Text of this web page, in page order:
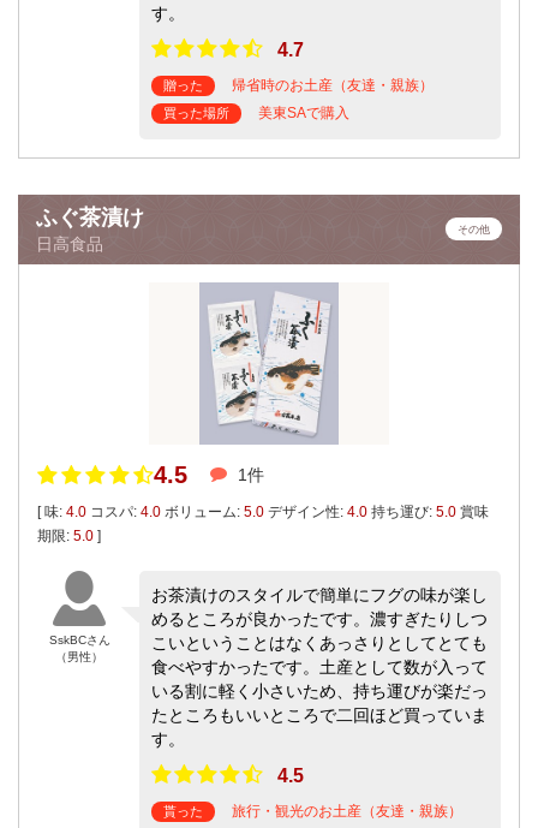
す。
4.7
贈った 帰省時のお土産（友達・親族）
買った場所 美東SAで購入
ふぐ茶漬け
日高食品
その他
4.5 1件
[ 味: 4.0 コスパ: 4.0 ボリューム: 5.0 デザイン性: 4.0 持ち運び: 5.0 賞味
期限: 5.0 ]
SskBCさん
（男性）
お茶漬けのスタイルで簡単にフグの味が楽し
めるところが良かったです。濃すぎたりしつ
こいということはなくあっさりとしてとても
食べやすかったです。土産として数が入って
いる割に軽く小さいため、持ち運びが楽だっ
たところもいいところで二回ほど買っていま
す。
4.5
貰った 旅行・観光のお土産（友達・親族）